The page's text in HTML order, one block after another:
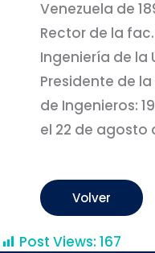
Venezuela de
Rector de la
Ingeniería de la
Presidente de
de Ingenieros:
el 22 de agosto
Volver
Post Views: 167